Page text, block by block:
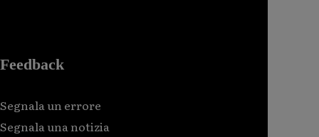
Feedback
Segnala un errore
Segnala una notizia